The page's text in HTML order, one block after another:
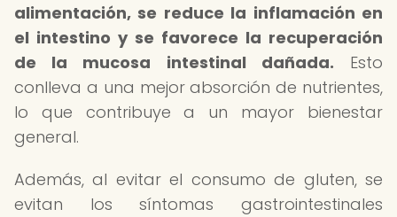
alimentación, se reduce la inflamación en
el intestino y se favorece la recuperación
de la mucosa intestinal dañada. Esto
conlleva a una mejor absorción de nutrientes,
lo que contribuye a un mayor bienestar
general.
Además, al evitar el consumo de gluten, se
evitan los síntomas gastrointestinales